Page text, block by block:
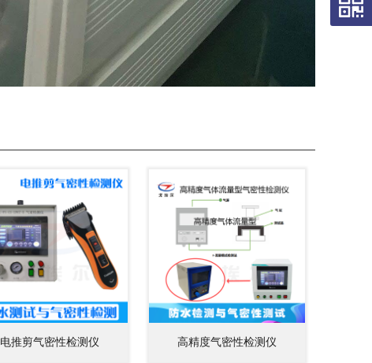
电推剪气密性检测仪 高精度气密性检测仪